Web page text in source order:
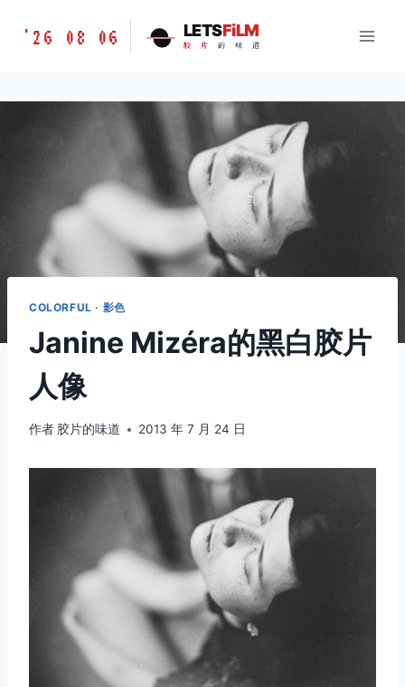
胶
味
'26 08 06 LETSFiLM
胶 片 的 味 道
COLORFUL · 影色
Janine Mizéra的黑白胶片
人像
作者 胶片的味道 2013 年 7 月 24 日